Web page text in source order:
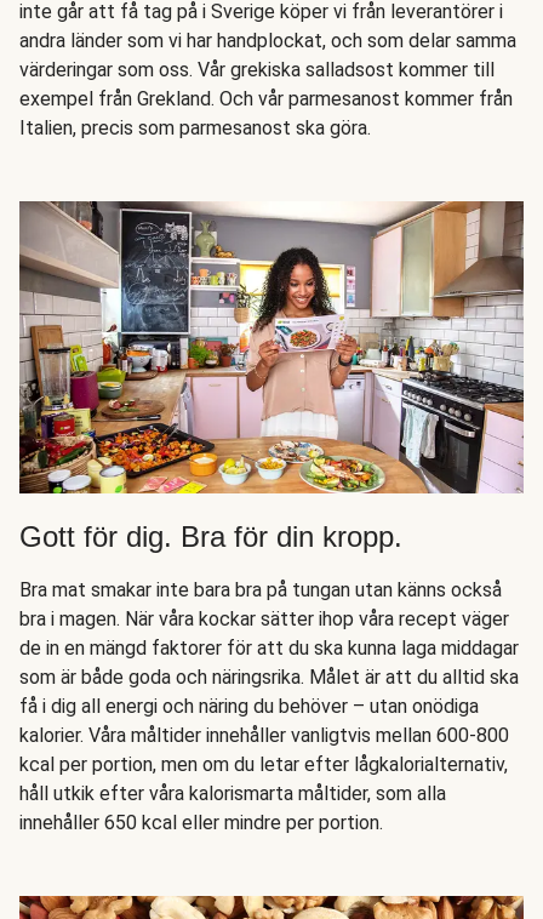
inte går att få tag på i Sverige köper vi från leverantörer i
andra länder som vi har handplockat, och som delar samma
värderingar som oss. Vår grekiska salladsost kommer till
exempel från Grekland. Och vår parmesanost kommer från
Italien, precis som parmesanost ska göra.
Gott för dig. Bra för din kropp.
Bra mat smakar inte bara bra på tungan utan känns också
bra i magen. När våra kockar sätter ihop våra recept väger
de in en mängd faktorer för att du ska kunna laga middagar
som är både goda och näringsrika. Målet är att du alltid ska
få i dig all energi och näring du behöver – utan onödiga
kalorier. Våra måltider innehåller vanligtvis mellan 600-800
kcal per portion, men om du letar efter lågkalorialternativ,
håll utkik efter våra kalorismarta måltider, som alla
innehåller 650 kcal eller mindre per portion.